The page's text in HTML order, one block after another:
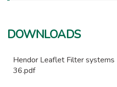
DOWNLOADS
Hendor Leaflet Filter systems
36.pdf